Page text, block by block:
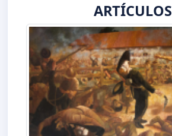
ARTÍCULOS